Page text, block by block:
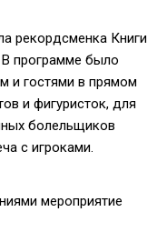
рекордсменка Книги
программе было
и гостями в прямом
и фигуристок, для
болельщиков
с игроками.
мероприятие